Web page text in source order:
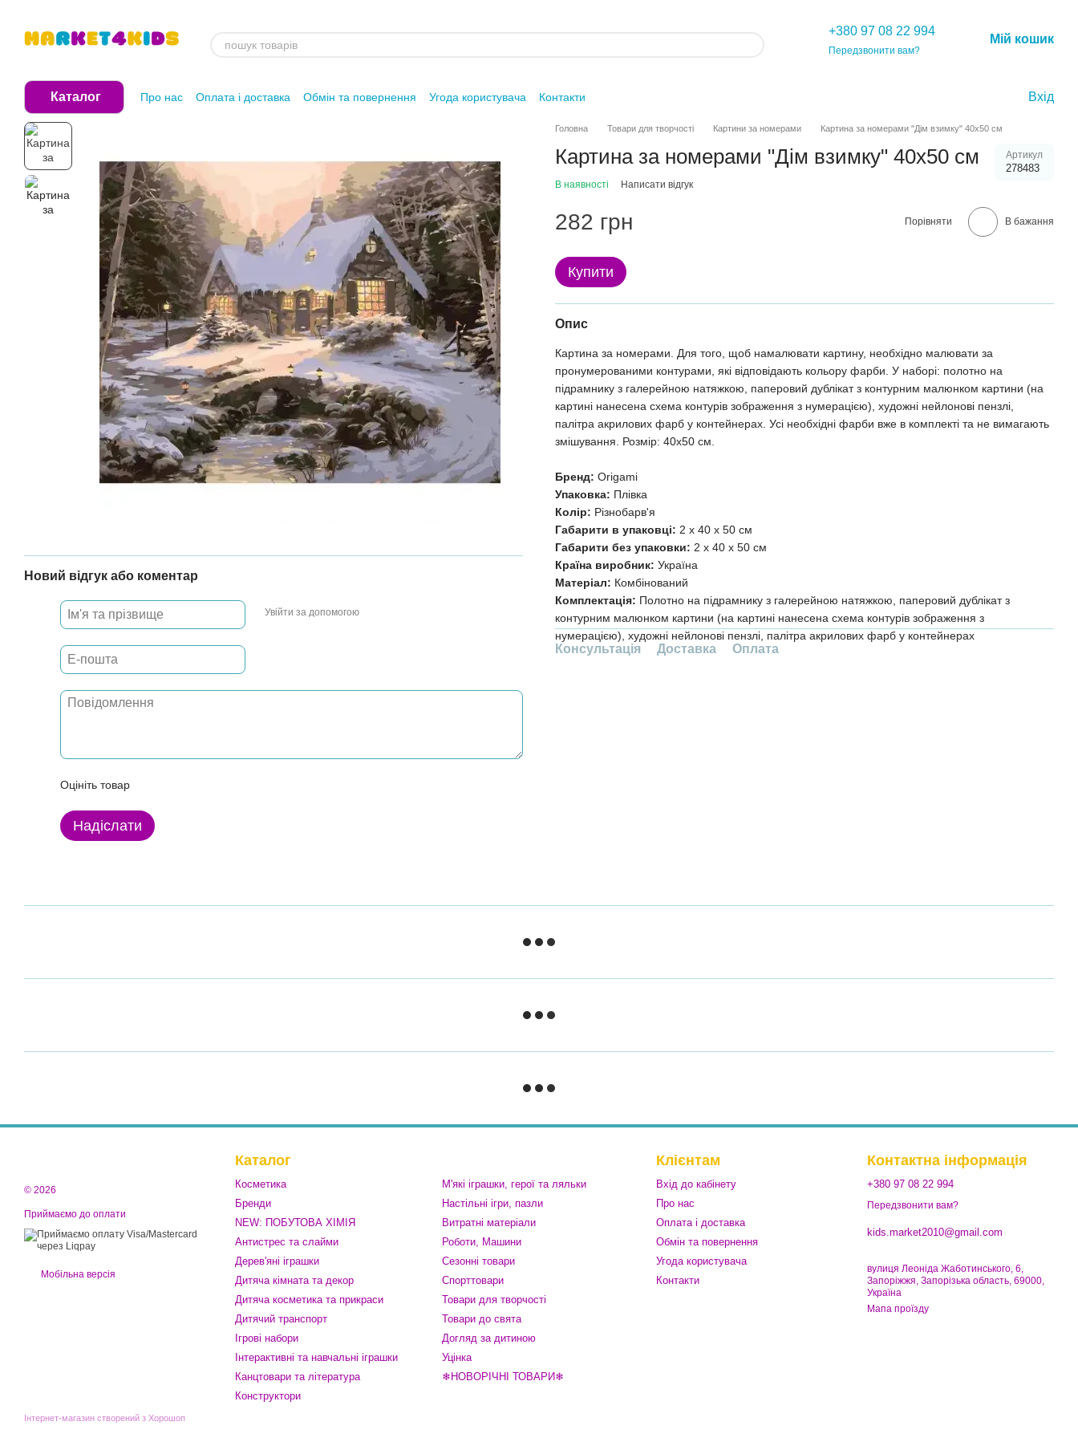
+380 97 08 22 994
Передзвонити вам?
Мій кошик
Каталог Про нас Оплата і доставка Обмін та повернення Угода користувача Контакти Вхід
Новий відгук або коментар
Увійти за допомогою
Оцініть товар
Надіслати
Головна Товари для творчості Картини за номерами Картина за номерами "Дім взимку" 40х50 см
Картина за номерами "Дім взимку" 40х50 см Артикул
278483
В наявності Написати відгук
282 грн Порівняти В бажання
Купити
Опис
Картина за номерами. Для того, щоб намалювати картину, необхідно малювати за
пронумерованими контурами, які відповідають кольору фарби. У наборі: полотно на
підрамнику з галерейною натяжкою, паперовий дублікат з контурним малюнком картини (на
картині нанесена схема контурів зображення з нумерацією), художні нейлонові пензлі,
палітра акрилових фарб у контейнерах. Усі необхідні фарби вже в комплекті та не вимагають
змішування. Розмір: 40х50 см.
Бренд: Origami
Упаковка: Плівка
Колір: Різнобарв'я
Габарити в упаковці: 2 x 40 x 50 см
Габарити без упаковки: 2 x 40 x 50 см
Країна виробник: Україна
Матеріал: Комбінований
Комплектація: Полотно на підрамнику з галерейною натяжкою, паперовий дублікат з
контурним малюнком картини (на картині нанесена схема контурів зображення з
нумерацією), художні нейлонові пензлі, палітра акрилових фарб у контейнерах
Консультація Доставка Оплата
© 2026
Приймаємо до оплати
Мобільна версія
Інтернет-магазин створений з Хорошоп
Каталог
Косметика
Бренди
NEW: ПОБУТОВА ХІМІЯ
Антистрес та слайми
Дерев'яні іграшки
Дитяча кімната та декор
Дитяча косметика та прикраси
Дитячий транспорт
Ігрові набори
Інтерактивні та навчальні іграшки
Канцтовари та література
Конструктори
М'які іграшки, герої та ляльки
Настільні ігри, пазли
Витратні матеріали
Роботи, Машини
Сезонні товари
Спорттовари
Товари для творчості
Товари до свята
Догляд за дитиною
Уцінка
❄НОВОРІЧНІ ТОВАРИ❄
Клієнтам
Вхід до кабінету
Про нас
Оплата і доставка
Обмін та повернення
Угода користувача
Контакти
Контактна інформація
+380 97 08 22 994
Передзвонити вам?
kids.market2010@gmail.com
вулиця Леоніда Жаботинського, 6,
Запоріжжя, Запорізька область, 69000,
Україна
Мапа проїзду